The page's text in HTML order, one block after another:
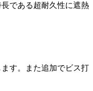
である超耐久性に遮熱
す。また追加でビス打